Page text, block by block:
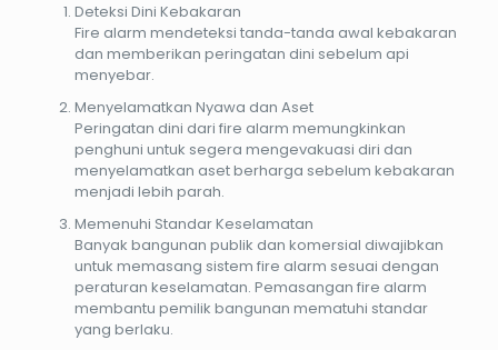
Deteksi Dini Kebakaran
Fire alarm mendeteksi tanda-tanda awal kebakaran
dan memberikan peringatan dini sebelum api
menyebar.
Menyelamatkan Nyawa dan Aset
Peringatan dini dari fire alarm memungkinkan
penghuni untuk segera mengevakuasi diri dan
menyelamatkan aset berharga sebelum kebakaran
menjadi lebih parah.
Memenuhi Standar Keselamatan
Banyak bangunan publik dan komersial diwajibkan
untuk memasang sistem fire alarm sesuai dengan
peraturan keselamatan. Pemasangan fire alarm
membantu pemilik bangunan mematuhi standar
yang berlaku.